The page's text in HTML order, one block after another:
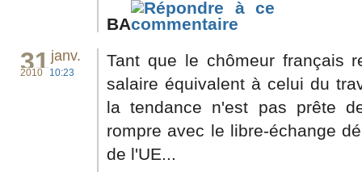
BA
31 janv.
2010 10:23
Tant que le chômeur français
salaire équivalent à celui du
la tendance n'est pas prête
rompre avec le libre-échange
de l'UE...